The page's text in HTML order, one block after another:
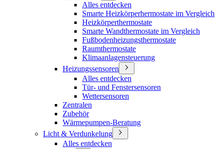
Alles entdecken
Smarte Heizkörperhermostate im Vergleich
Heizkörperthermostate
Smarte Wandthermostate im Vergleich
Fußbodenheizungsthermostate
Raumthermostate
Klimaanlagensteuerung
Heizungssensoren
Alles entdecken
Tür- und Fenstersensoren
Wettersensoren
Zentralen
Zubehör
Wärmepumpen-Beratung
Licht & Verdunkelung
Alles entdecken